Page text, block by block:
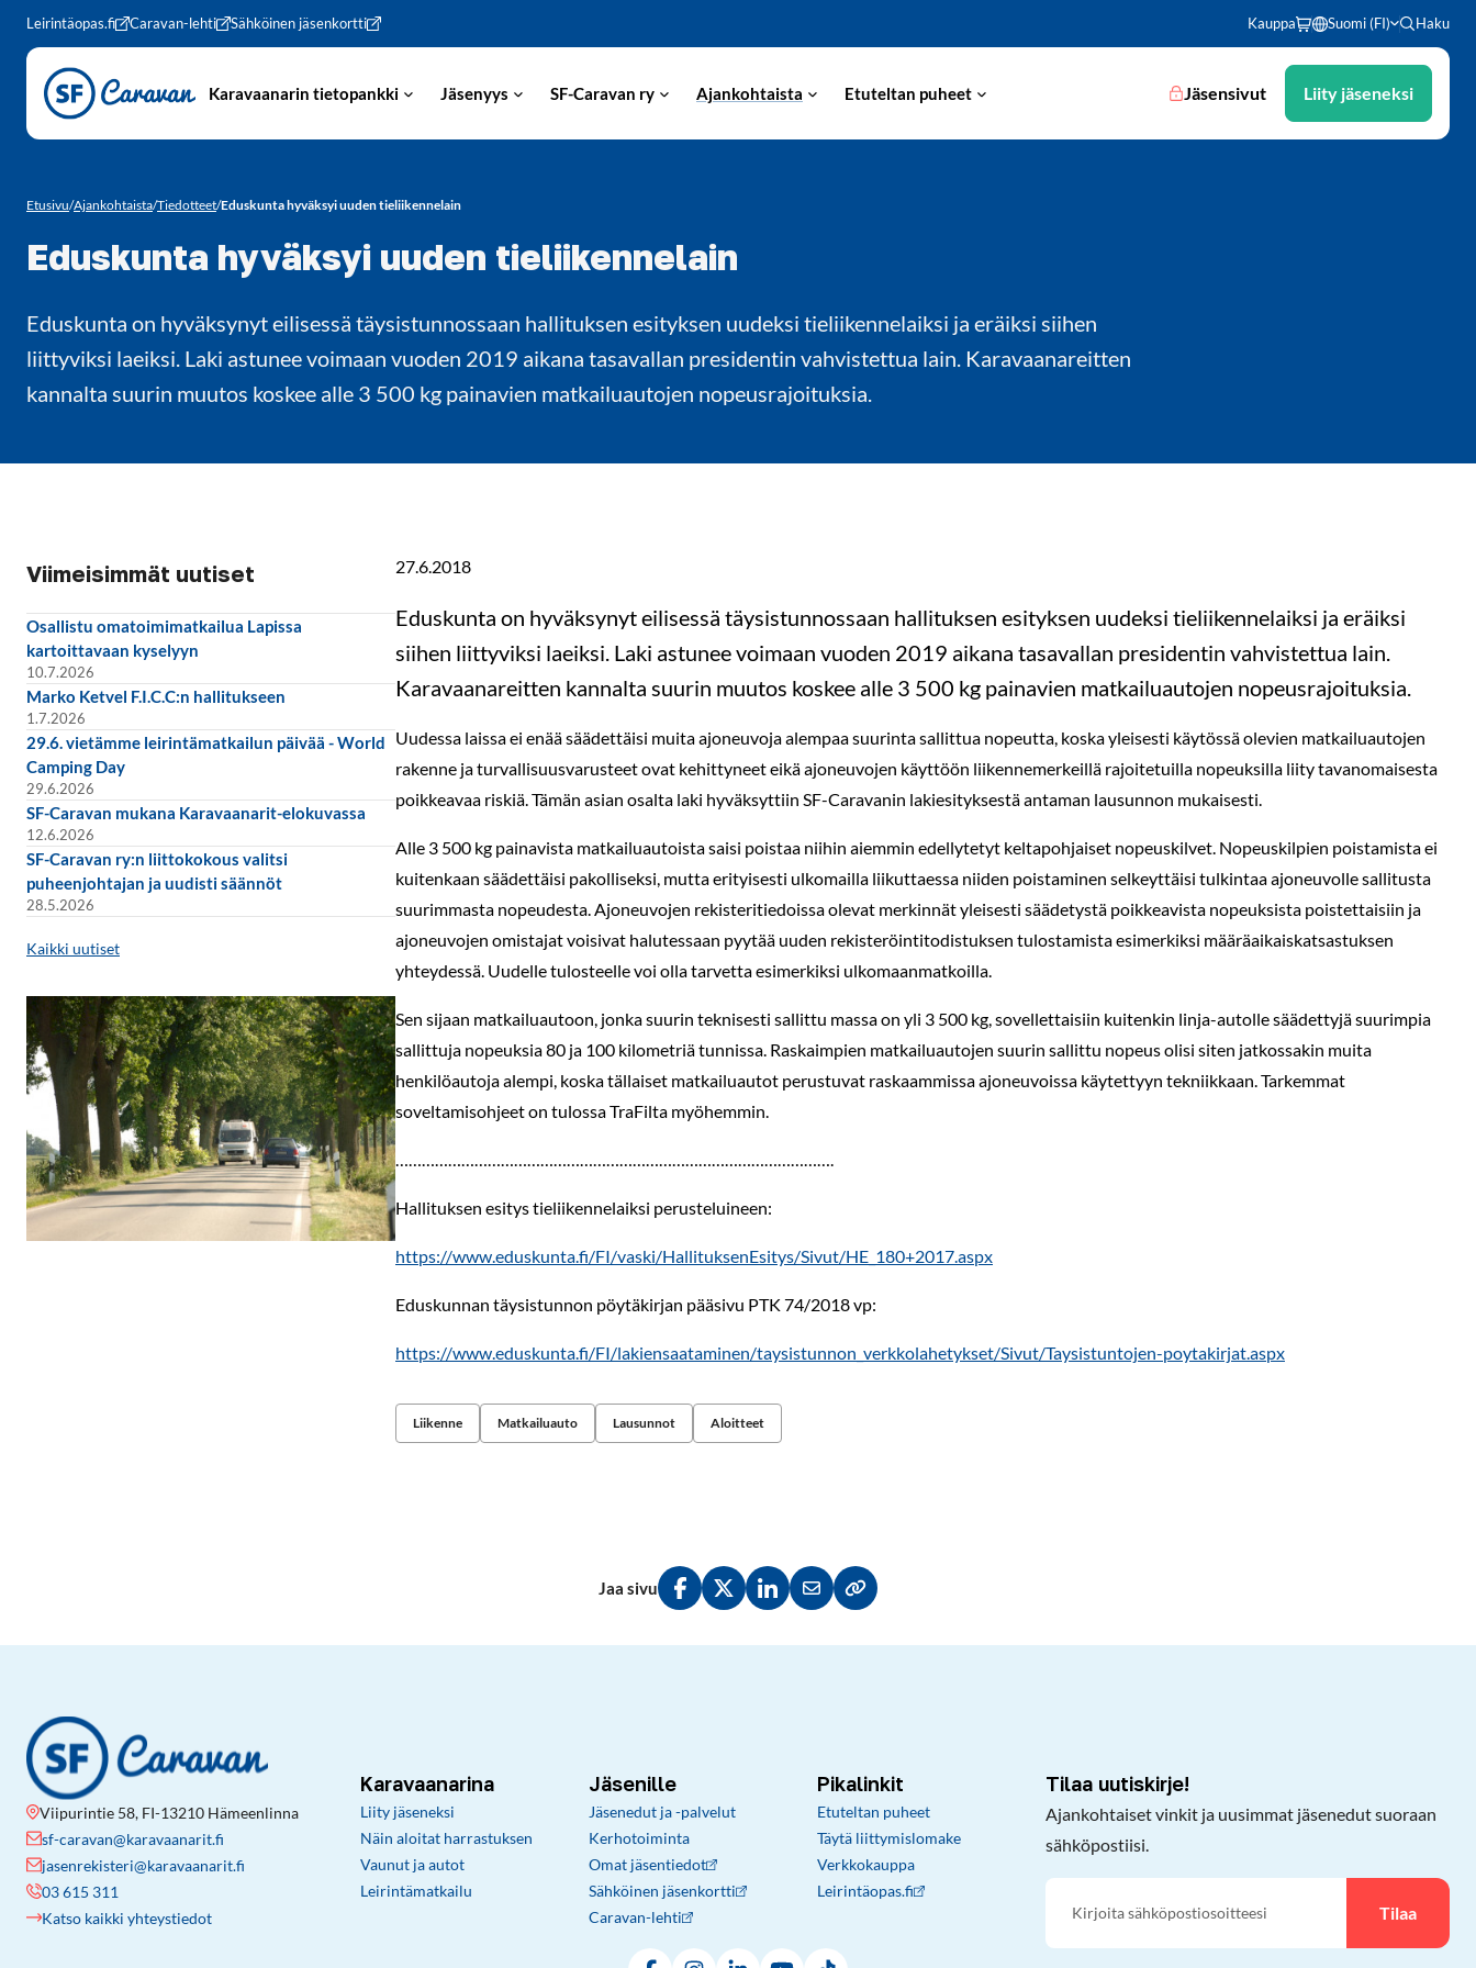
Siirry sivun sisältöön
Leirintäopas.fi Caravan-lehti Sähköinen jäsenkortti Kauppa Suomi (FI) Haku
Karavaanarin tietopankki Jäsenyys SF-Caravan ry Ajankohtaista Etuteltan puheet Jäsensivut Liity jäseneksi
Etusivu/Ajankohtaista/Tiedotteet/Eduskunta hyväksyi uuden tieliikennelain
Eduskunta hyväksyi uuden tieliikennelain
Eduskunta on hyväksynyt eilisessä täysistunnossaan hallituksen esityksen uudeksi tieliikennelaiksi ja eräiksi siihen
liittyviksi laeiksi. Laki astunee voimaan vuoden 2019 aikana tasavallan presidentin vahvistettua lain. Karavaanareitten
kannalta suurin muutos koskee alle 3 500 kg painavien matkailuautojen nopeusrajoituksia.
27.6.2018
Eduskunta on hyväksynyt eilisessä täysistunnossaan hallituksen esityksen uudeksi tieliikennelaiksi ja eräiksi
siihen liittyviksi laeiksi. Laki astunee voimaan vuoden 2019 aikana tasavallan presidentin vahvistettua lain.
Karavaanareitten kannalta suurin muutos koskee alle 3 500 kg painavien matkailuautojen nopeusrajoituksia.
Uudessa laissa ei enää säädettäisi muita ajoneuvoja alempaa suurinta sallittua nopeutta, koska yleisesti käytössä olevien matkailuautojen
rakenne ja turvallisuusvarusteet ovat kehittyneet eikä ajoneuvojen käyttöön liikennemerkeillä rajoitetuilla nopeuksilla liity tavanomaisesta
poikkeavaa riskiä. Tämän asian osalta laki hyväksyttiin SF-Caravanin lakiesityksestä antaman lausunnon mukaisesti.
Alle 3 500 kg painavista matkailuautoista saisi poistaa niihin aiemmin edellytetyt keltapohjaiset nopeuskilvet. Nopeuskilpien poistamista ei
kuitenkaan säädettäisi pakolliseksi, mutta erityisesti ulkomailla liikuttaessa niiden poistaminen selkeyttäisi tulkintaa ajoneuvolle sallitusta
suurimmasta nopeudesta. Ajoneuvojen rekisteritiedoissa olevat merkinnät yleisesti säädetystä poikkeavista nopeuksista poistettaisiin ja
ajoneuvojen omistajat voisivat halutessaan pyytää uuden rekisteröintitodistuksen tulostamista esimerkiksi määräaikaiskatsastuksen
yhteydessä. Uudelle tulosteelle voi olla tarvetta esimerkiksi ulkomaanmatkoilla.
Sen sijaan matkailuautoon, jonka suurin teknisesti sallittu massa on yli 3 500 kg, sovellettaisiin kuitenkin linja-autolle säädettyjä suurimpia
sallittuja nopeuksia 80 ja 100 kilometriä tunnissa. Raskaimpien matkailuautojen suurin sallittu nopeus olisi siten jatkossakin muita
henkilöautoja alempi, koska tällaiset matkailuautot perustuvat raskaammissa ajoneuvoissa käytettyyn tekniikkaan. Tarkemmat
soveltamisohjeet on tulossa TraFilta myöhemmin.
……………………………………………………………………………………….
Hallituksen esitys tieliikennelaiksi perusteluineen:
https://www.eduskunta.fi/FI/vaski/HallituksenEsitys/Sivut/HE_180+2017.aspx
Eduskunnan täysistunnon pöytäkirjan pääsivu PTK 74/2018 vp:
https://www.eduskunta.fi/FI/lakiensaataminen/taysistunnon_verkkolahetykset/Sivut/Taysistuntojen-poytakirjat.aspx
Liikenne Matkailuauto Lausunnot Aloitteet
Viimeisimmät uutiset
Osallistu omatoimimatkailua Lapissa
kartoittavaan kyselyyn
10.7.2026
Marko Ketvel F.I.C.C:n hallitukseen
1.7.2026
29.6. vietämme leirintämatkailun päivää - World
Camping Day
29.6.2026
SF-Caravan mukana Karavaanarit-elokuvassa
12.6.2026
SF-Caravan ry:n liittokokous valitsi
puheenjohtajan ja uudisti säännöt
28.5.2026
Kaikki uutiset
Jaa sivu
Jaa Facebookissa
Jaa Twitterissä
Jaa LinkedInissä
Jaa sähköpostitse
Kopioi linkki leikepöydälle
Viipurintie 58, FI-13210 Hämeenlinna
sf-caravan@karavaanarit.fi
jasenrekisteri@karavaanarit.fi
03 615 311
Katso kaikki yhteystiedot
Karavaanarina
Liity jäseneksi
Näin aloitat harrastuksen
Vaunut ja autot
Leirintämatkailu
Jäsenille
Jäsenedut ja -palvelut
Kerhotoiminta
Omat jäsentiedot
Sähköinen jäsenkortti
Caravan-lehti
Pikalinkit
Etuteltan puheet
Täytä liittymislomake
Verkkokauppa
Leirintäopas.fi
Tilaa uutiskirje!
Ajankohtaiset vinkit ja uusimmat jäsenedut suoraan
sähköpostiisi.
Tilaa
FacebookInstagramLinkedInYouTubeTikTok